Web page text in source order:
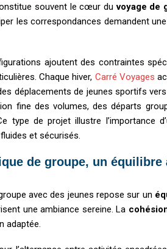
souvent le cœur duvoyage de
les correspondances demandent
ajoutent des contraintes
Chaque hiver, Carré Voyages
déplacements de jeunes sportifs
fine des volumes, des départs
type de projet illustre l’importance
et sécurisés.
de groupe, un
avec des jeunes repose sur un
une ambiance sereine. La
adaptée.